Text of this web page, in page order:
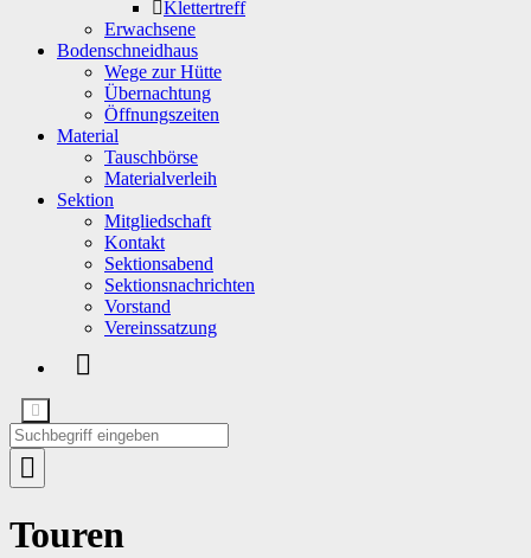
Klettertreff
Erwachsene
Bodenschneidhaus
Wege zur Hütte
Übernachtung
Öffnungszeiten
Material
Tauschbörse
Materialverleih
Sektion
Mitgliedschaft
Kontakt
Sektionsabend
Sektionsnachrichten
Vorstand
Vereinssatzung
Touren